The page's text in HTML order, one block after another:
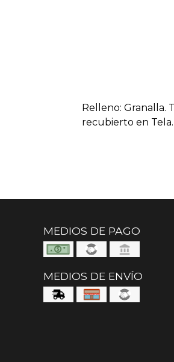
Relleno: Granalla.
recubierto en Tela.
MEDIOS DE PAGO
MEDIOS DE ENVÍO